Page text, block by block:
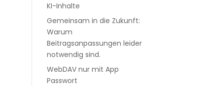
KI-Inhalte
Gemeinsam in die Zukunft:
Warum
Beitragsanpassungen leider
notwendig sind.
WebDAV nur mit App
Passwort